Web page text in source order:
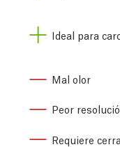
Ideal para
Mal olor
Peor
Requiere